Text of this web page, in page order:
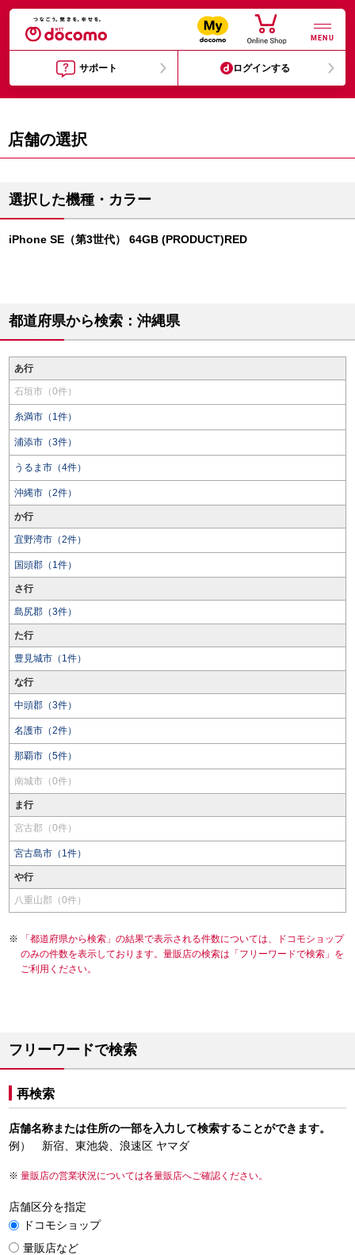
MENU
サポート ログインする
店舗の選択
選択した機種・カラー
iPhone SE（第3世代） 64GB (PRODUCT)RED
都道府県から検索：沖縄県
あ行
石垣市（0件）
糸満市（1件）
浦添市（3件）
うるま市（4件）
沖縄市（2件）
か行
宜野湾市（2件）
国頭郡（1件）
さ行
島尻郡（3件）
た行
豊見城市（1件）
な行
中頭郡（3件）
名護市（2件）
那覇市（5件）
南城市（0件）
ま行
宮古郡（0件）
宮古島市（1件）
や行
八重山郡（0件）
「都道府県から検索」の結果で表示される件数については、ドコモショップ
のみの件数を表示しております。量販店の検索は「フリーワードで検索」を
ご利用ください。
フリーワードで検索
再検索
店舗名称または住所の一部を入力して検索することができます。
例） 新宿、東池袋、浪速区 ヤマダ
量販店の営業状況については各量販店へご確認ください。
店舗区分を指定
ドコモショップ
量販店など